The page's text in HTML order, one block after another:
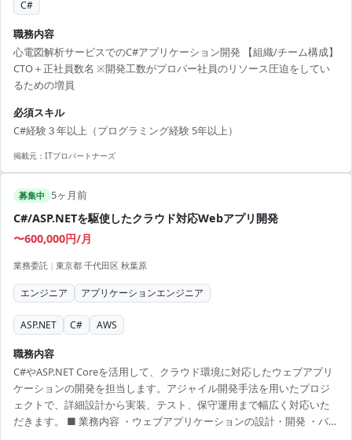
C#
職務内容
心電図解析サービスでのC#アプリケーション開発 【組織/チーム構成】
CTO＋正社員数名 ※開発工数がプロパー社員のリソース圧迫をしてい
るための増員
必須スキル
C#経験３年以上（プログラミング経験 5年以上）
掲載元： ITプロパートナーズ
募集中 5ヶ月前
C#/ASP.NETを駆使したクラウド対応Webアプリ開発
〜600,000円/月
業務委託 | 東京都 千代田区 秋葉原
エンジニア アプリケーションエンジニア
ASP.NET C# AWS
職務内容
C#やASP.NET Coreを活用して、クラウド環境に対応したウェブアプリ
ケーションの開発を担当します。アジャイル開発手法を用いたプロジ
ェクトで、詳細設計から実装、テスト、保守運用まで幅広く対応いた
だきます。 ■ 業務内容 ・ウェブアプリケーションの設計・開発 ・バッ